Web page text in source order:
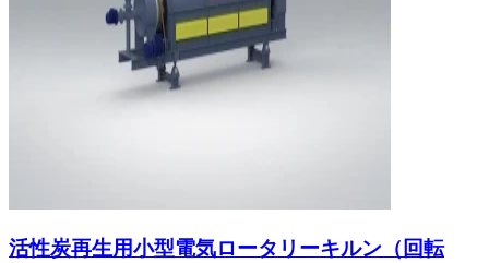
活性炭再生用小型電気ロータリーキルン（回転